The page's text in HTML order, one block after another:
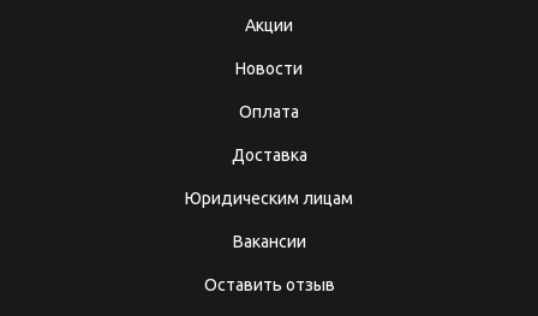
Акции
Новости
Оплата
Доставка
Юридическим лицам
Вакансии
Оставить отзыв